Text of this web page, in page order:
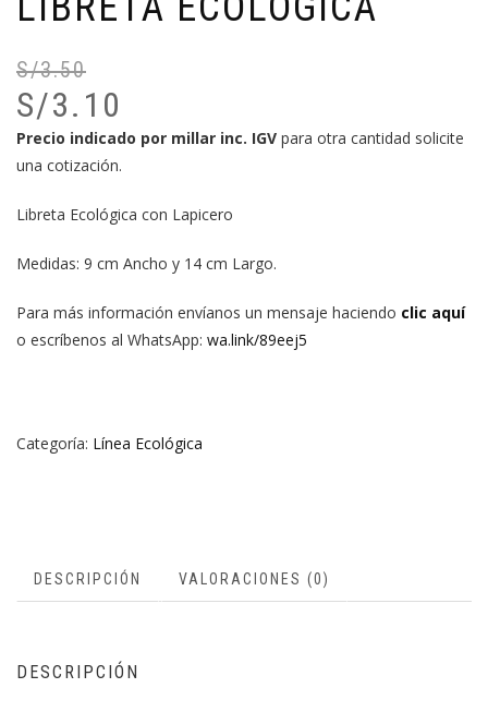
S/3.50
S/3.10
Precio indicado por millar inc. IGV para otra cantidad solicite
una cotización.
Libreta Ecológica con Lapicero
Medidas: 9 cm Ancho y 14 cm Largo.
Para más información envíanos un mensaje haciendo clic aquí
o escríbenos al WhatsApp: wa.link/89eej5
Categoría: Línea Ecológica
DESCRIPCIÓN VALORACIONES (0)
DESCRIPCIÓN